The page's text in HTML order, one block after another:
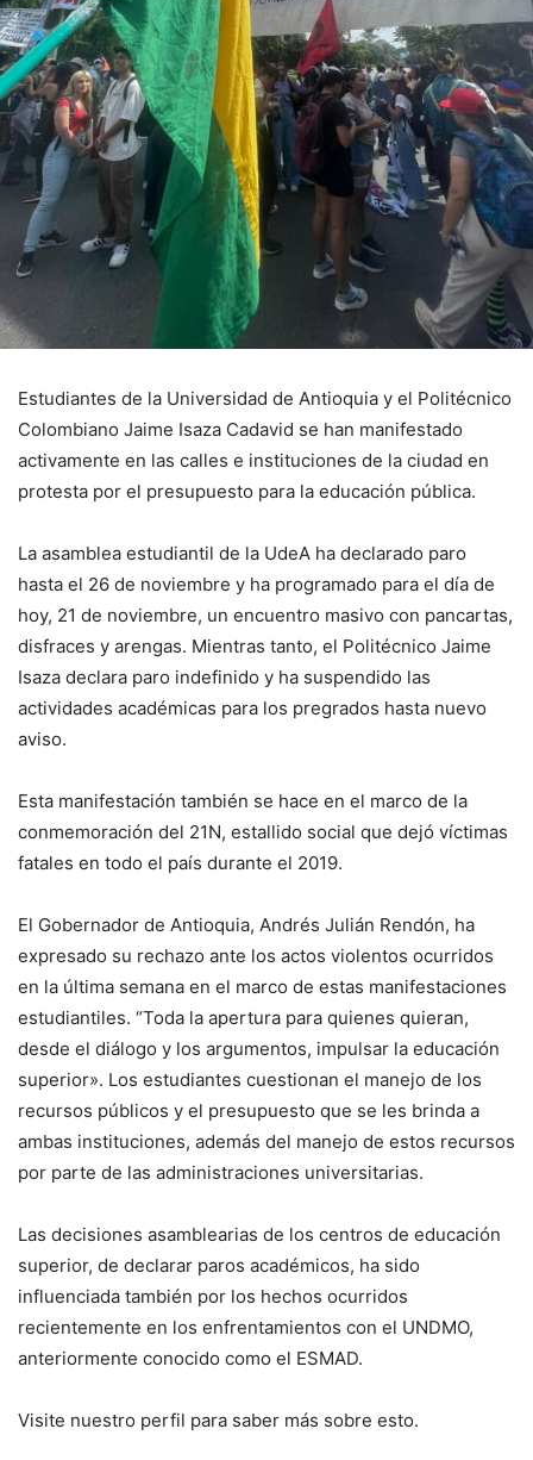
Estudiantes de la Universidad de Antioquia y el Politécnico
Colombiano Jaime Isaza Cadavid se han manifestado
activamente en las calles e instituciones de la ciudad en
protesta por el presupuesto para la educación pública.
La asamblea estudiantil de la UdeA ha declarado paro
hasta el 26 de noviembre y ha programado para el día de
hoy, 21 de noviembre, un encuentro masivo con pancartas,
disfraces y arengas. Mientras tanto, el Politécnico Jaime
Isaza declara paro indefinido y ha suspendido las
actividades académicas para los pregrados hasta nuevo
aviso.
Esta manifestación también se hace en el marco de la
conmemoración del 21N, estallido social que dejó víctimas
fatales en todo el país durante el 2019.
El Gobernador de Antioquia, Andrés Julián Rendón, ha
expresado su rechazo ante los actos violentos ocurridos
en la última semana en el marco de estas manifestaciones
estudiantiles. “Toda la apertura para quienes quieran,
desde el diálogo y los argumentos, impulsar la educación
superior». Los estudiantes cuestionan el manejo de los
recursos públicos y el presupuesto que se les brinda a
ambas instituciones, además del manejo de estos recursos
por parte de las administraciones universitarias.
Las decisiones asamblearias de los centros de educación
superior, de declarar paros académicos, ha sido
influenciada también por los hechos ocurridos
recientemente en los enfrentamientos con el UNDMO,
anteriormente conocido como el ESMAD.
Visite nuestro perfil para saber más sobre esto.